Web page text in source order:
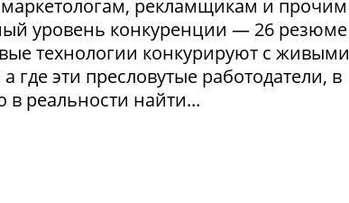
рекламщикам и прочим
уровень конкуренции — 26 резюме
технологии конкурируют с живыми
где эти пресловутые работодатели, в
в реальности найти...